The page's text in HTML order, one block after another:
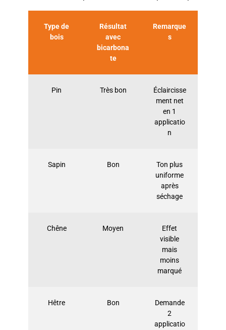
Type de
bois
Résultat
avec
bicarbona
te
Remarque
s
Pin Très bon
Éclaircisse
ment net
en 1
applicatio
n
Sapin Bon
Ton plus
uniforme
après
séchage
Chêne Moyen
Effet
visible
mais
moins
marqué
Hêtre Bon
Demande
2
applicatio